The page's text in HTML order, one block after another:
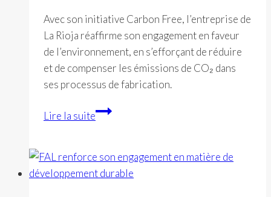
Avec son initiative Carbon Free, l’entreprise de
La Rioja réaffirme son engagement en faveur
de l’environnement, en s’efforçant de réduire
et de compenser les émissions de CO₂ dans
ses processus de fabrication.
Lire la suiteCalzados
la
voie